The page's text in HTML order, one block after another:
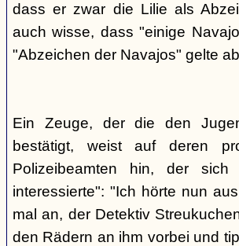
dass er zwar die Lilie als
auch wisse, dass "einige
"Abzeichen der Navajos" gelte
Ein Zeuge, der die den
bestätigt, weist auf deren
Polizeibeamten hin, der
interessierte": "Ich hörte nun
mal an, der Detektiv
den Rädern an ihm vorbei und